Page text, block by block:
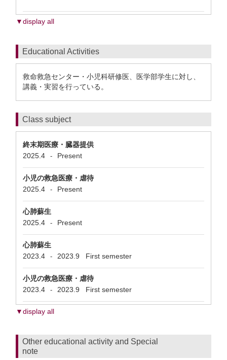
▼display all
Educational Activities
救命救急センター・小児科研修医、医学部学生に対し、
講義・実習を行っている。
Class subject
終末期医療・臓器提供
2025.4
- Present
小児の救急医療・虐待
2025.4
- Present
心肺蘇生
2025.4
- Present
心肺蘇生
2023.4
- 2023.9 First semester
小児の救急医療・虐待
2023.4
- 2023.9 First semester
▼display all
Other educational activity and Special
note